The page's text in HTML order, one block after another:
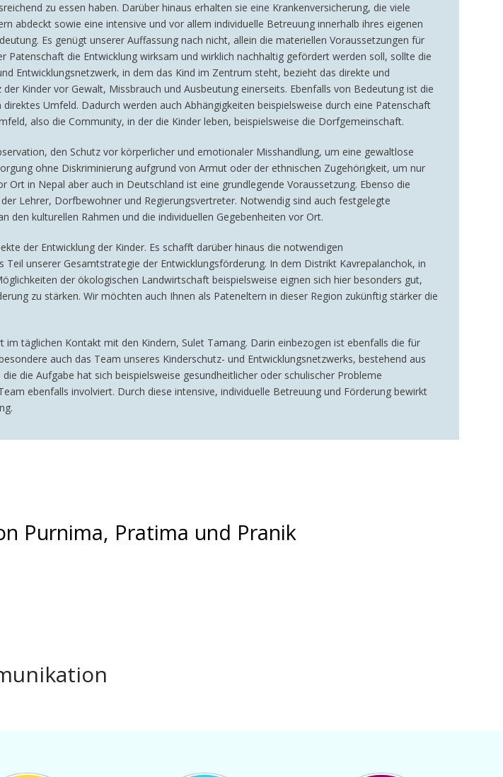
zu essen haben. Darüber hinaus erhalten sie eine Krankenversicherung, die viele
abdeckt sowie eine intensive und vor allem individuelle Betreuung innerhalb ihres eigenen
Es genügt unserer Auffassung nach nicht, allein die materiellen Voraussetzungen für
Patenschaft die Entwicklung wirksam und wirklich nachhaltig gefördert werden soll, sollte die
Entwicklungsnetzwerk, in dem das Kind im Zentrum steht, bezieht das direkte und
Kinder vor Gewalt, Missbrauch und Ausbeutung einerseits. Ebenfalls von Bedeutung ist die
Umfeld. Dadurch werden auch Abhängigkeiten beispielsweise durch eine Patenschaft
also die Community, in der die Kinder leben, beispielsweise die Dorfgemeinschaft.
den Schutz vor körperlicher und emotionaler Misshandlung, um eine gewaltlose
ohne Diskriminierung aufgrund von Armut oder der ethnischen Zugehörigkeit, um nur
in Nepal aber auch in Deutschland ist eine grundlegende Voraussetzung. Ebenso die
Lehrer, Dorfbewohner und Regierungsvertreter. Notwendig sind auch festgelegte
den kulturellen Rahmen und die individuellen Gegebenheiten vor Ort.
der Entwicklung der Kinder. Es schafft darüber hinaus die notwendigen
unserer Gesamtstrategie der Entwicklungsförderung. In dem Distrikt Kavrepalanchok, in
der ökologischen Landwirtschaft beispielsweise eignen sich hier besonders gut,
zu stärken. Wir möchten auch Ihnen als Pateneltern in dieser Region zukünftig stärker die
täglichen Kontakt mit den Kindern, Sulet Tamang. Darin einbezogen ist ebenfalls die für
auch das Team unseres Kinderschutz- und Entwicklungsnetzwerks, bestehend aus
die Aufgabe hat sich beispielsweise gesundheitlicher oder schulischer Probleme
ebenfalls involviert. Durch diese intensive, individuelle Betreuung und Förderung bewirkt
Purnima, Pratima und Pranik